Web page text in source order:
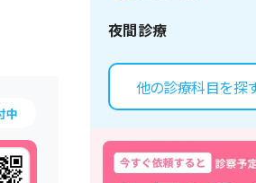
夜間診療
他の診療科目を探